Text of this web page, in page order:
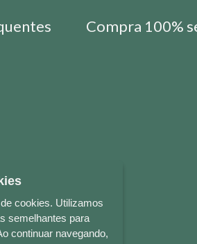
Compra 100%
cookies. Utilizamos
semelhantes para
continuar navegando,